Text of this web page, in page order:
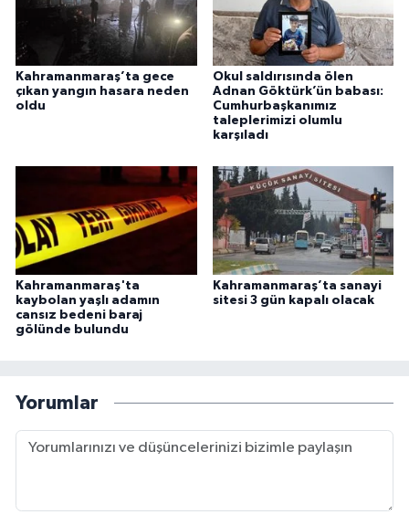
Kahramanmaraş’ta gece
çıkan yangın hasara neden
oldu
Okul saldırısında ölen
Adnan Göktürk’ün babası:
Cumhurbaşkanımız
taleplerimizi olumlu
karşıladı
Kahramanmaraş'ta
kaybolan yaşlı adamın
cansız bedeni baraj
gölünde bulundu
Kahramanmaraş’ta sanayi
sitesi 3 gün kapalı olacak
Yorumlar